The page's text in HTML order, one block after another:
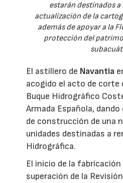
estarán destinados
actualización de la
además de apoyar a la
protección del
El astillero de Navantia
acogido el acto de corte
Buque Hidrográfico
Armada Española,
de construcción de una
unidades destinadas a
Hidrográfica.
El inicio de la
superación de la